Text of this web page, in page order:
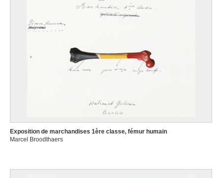
Exposition de marchandises 1ère classe, fémur humain
Marcel Broodthaers